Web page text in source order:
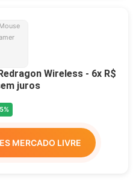
Wireless - 6x R$
juros
MERCADO LIVRE